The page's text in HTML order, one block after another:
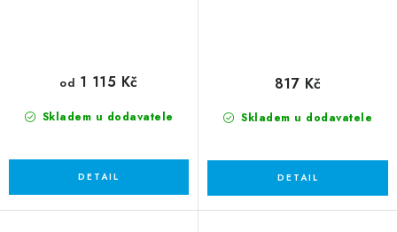
Skladem u dodavatele
od 1 115 Kč
Skladem u dodavatele
817 Kč